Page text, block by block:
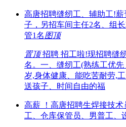
高唐招聘缝纫工、辅助工!薪
子，另招车间主任2名、组
管1名图顶
置顶招聘 招工啦!现招聘缝
名。一、缝纫工(熟练工优先
岁,身体健康、能吃苦耐劳,
送孩子、时间自由的福
高薪 ！高唐招聘生焊接技
工、仓库保管员、男普工、